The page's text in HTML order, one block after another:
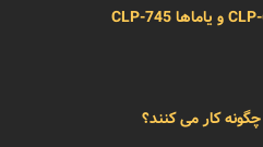
کار می کنند؟